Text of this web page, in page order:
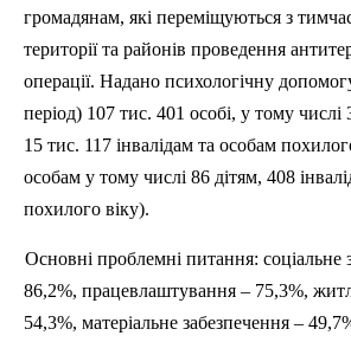
громадянам, які переміщуються з
території та районів проведення
операції. Надано психологічну
період) 107 тис. 401 особі, у тому числі
15 тис. 117 інвалідам та особам
особам у тому числі 86 дітям, 408
похилого віку).
Основні проблемні питання: соціальне
86,2%, працевлаштування – 75,3%,
54,3%, матеріальне забезпечення –